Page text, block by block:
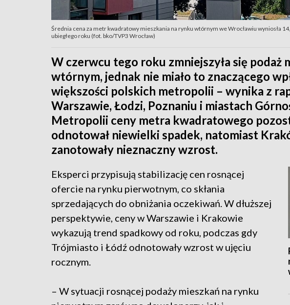
Średnia cena za metr kwadratowy mieszkania na rynku wtórnym we Wrocławiu wyniosła
ubiegłego roku (fot. bko/TVP3 Wrocław)
W czerwcu tego roku zmniejszyła się podaż
wtórnym, jednak nie miało to znaczącego
większości polskich metropolii – wynika z
Warszawie, Łodzi, Poznaniu i miastach
Metropolii ceny metra kwadratowego
odnotował niewielki spadek, natomiast
zanotowały nieznaczny wzrost.
Eksperci przypisują stabilizację cen rosnącej
ofercie na rynku pierwotnym, co skłania
sprzedających do obniżania oczekiwań. W dłuższej
perspektywie, ceny w Warszawie i Krakowie
wykazują trend spadkowy od roku, podczas gdy
Trójmiasto i Łódź odnotowały wzrost w ujęciu
rocznym.
– W sytuacji rosnącej podaży mieszkań na rynku